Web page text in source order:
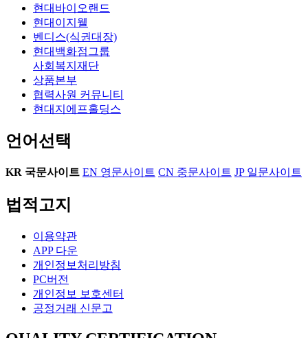
현대바이오랜드
현대이지웰
벤디스(식권대장)
현대백화점그룹
사회복지재단
상품본부
협력사원 커뮤니티
현대지에프홀딩스
언어선택
KR 국문사이트 EN 영문사이트 CN 중문사이트 JP일문사이트
법적고지
이용약관
APP 다운
개인정보처리방침
PC버전
개인정보 보호센터
공정거래 신문고